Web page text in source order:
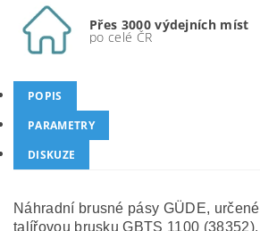
Přes 3000 výdejních míst
po celé ČR
POPIS
PARAMETRY
DISKUZE
Náhradní brusné pásy GÜDE,
talířovou brusku GBTS 1100 (38352).